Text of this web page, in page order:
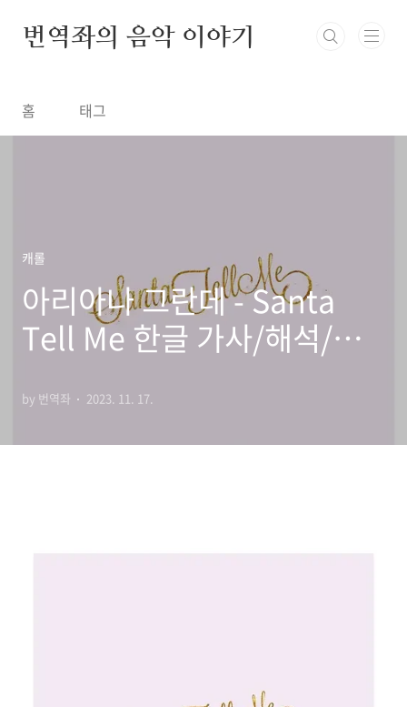
번역좌의 음악 이야기
홈 태그
캐롤
아리아나 그란데 - Santa
Tell Me 한글 가사/해석/뜻/
by 번역좌 2023. 11. 17.